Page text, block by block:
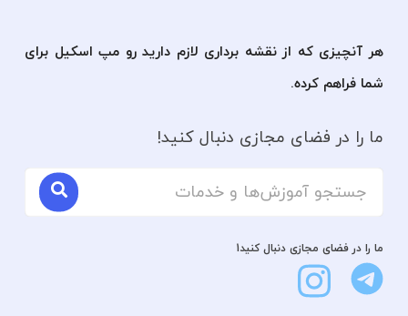
هر آنچیزی که از نقشه برداری لازم دارید رو مپ اسکیل برای
شما فراهم کرده.
ما را در فضای مجازی دنبال کنید!
ما را در فضای مجازی دنبال کنید1